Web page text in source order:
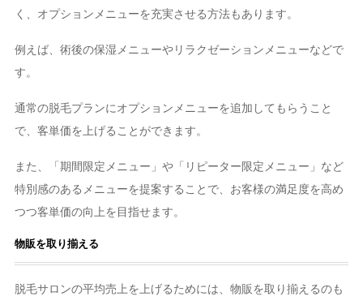
く、オプションメニューを充実させる方法もあります。
例えば、術後の保湿メニューやリラクゼーションメニューなどで
す。
通常の脱毛プランにオプションメニューを追加してもらうこと
で、客単価を上げることができます。
また、「期間限定メニュー」や「リピーター限定メニュー」など
特別感のあるメニューを提案することで、お客様の満足度を高め
つつ客単価の向上を目指せます。
物販を取り揃える
脱毛サロンの平均売上を上げるためには、物販を取り揃えるのも